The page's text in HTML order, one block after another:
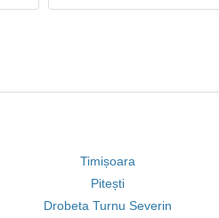
Timișoara
Pitești
Drobeta Turnu Severin